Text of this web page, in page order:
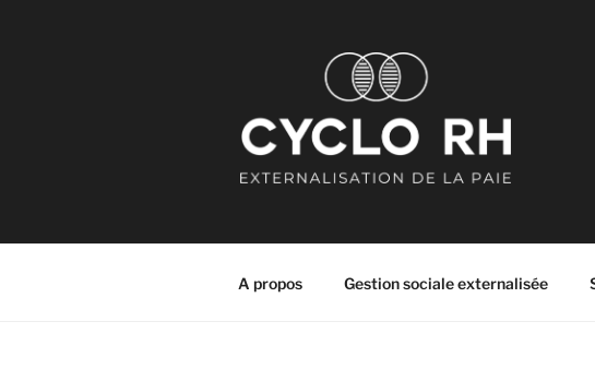
A propos Gestion sociale externalisée